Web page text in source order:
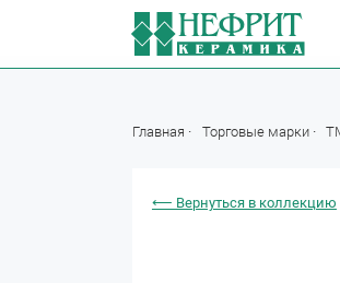
Главная Торговые марки
⟵ Вернуться в коллекцию